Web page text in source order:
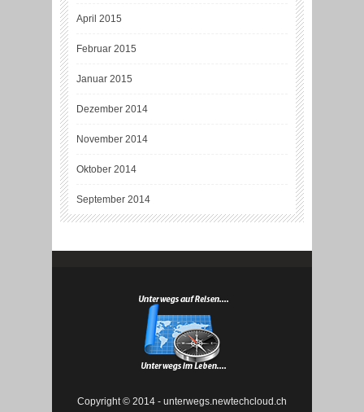
April 2015
Februar 2015
Januar 2015
Dezember 2014
November 2014
Oktober 2014
September 2014
Copyright © 2014 - unterwegs.newtechcloud.ch